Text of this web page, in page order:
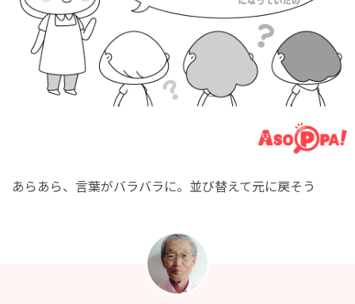
あらあら、言葉がバラバラに。並び替えて元に戻そう